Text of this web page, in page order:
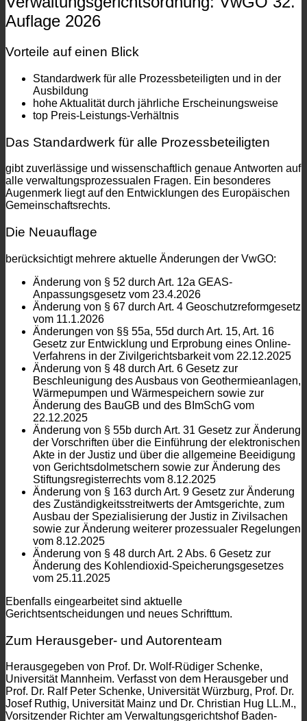
Auflage 2026
Vorteile auf einen Blick
Standardwerk für alle Prozessbeteiligten und in der
Ausbildung
hohe Aktualität durch jährliche Erscheinungsweise
top Preis-Leistungs-Verhältnis
Das Standardwerk für alle Prozessbeteiligten
gibt zuverlässige und wissenschaftlich genaue Antworten auf
alle verwaltungsprozessualen Fragen. Ein besonderes
Augenmerk liegt auf den Entwicklungen des Europäischen
Gemeinschaftsrechts.
Die Neuauflage
berücksichtigt mehrere aktuelle Änderungen der VwGO:
Änderung von § 52 durch Art. 12a GEAS-
Anpassungsgesetz vom 23.4.2026
Änderung von § 67 durch Art. 4 Geoschutzreformgesetz
vom 11.1.2026
Änderungen von §§ 55a, 55d durch Art. 15, Art. 16
Gesetz zur Entwicklung und Erprobung eines Online-
Verfahrens in der Zivilgerichtsbarkeit vom 22.12.2025
Änderung von § 48 durch Art. 6 Gesetz zur
Beschleunigung des Ausbaus von Geothermieanlagen,
Wärmepumpen und Wärmespeichern sowie zur
Änderung des BauGB und des BImSchG vom
22.12.2025
Änderung von § 55b durch Art. 31 Gesetz zur Änderung
der Vorschriften über die Einführung der elektronischen
Akte in der Justiz und über die allgemeine Beeidigung
von Gerichtsdolmetschern sowie zur Änderung des
Stiftungsregisterrechts vom 8.12.2025
Änderung von § 163 durch Art. 9 Gesetz zur Änderung
des Zuständigkeitsstreitwerts der Amtsgerichte, zum
Ausbau der Spezialisierung der Justiz in Zivilsachen
sowie zur Änderung weiterer prozessualer Regelungen
vom 8.12.2025
Änderung von § 48 durch Art. 2 Abs. 6 Gesetz zur
Änderung des Kohlendioxid-Speicherungsgesetzes
vom 25.11.2025
Ebenfalls eingearbeitet sind aktuelle
Gerichtsentscheidungen und neues Schrifttum.
Zum Herausgeber- und Autorenteam
Herausgegeben von Prof. Dr. Wolf-Rüdiger Schenke,
Universität Mannheim. Verfasst von dem Herausgeber und
Prof. Dr. Ralf Peter Schenke, Universität Würzburg, Prof. Dr.
Josef Ruthig, Universität Mainz und Dr. Christian Hug LL.M.,
Vorsitzender Richter am Verwaltungsgerichtshof Baden-